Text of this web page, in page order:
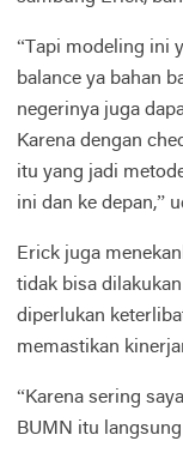
“Tapi modeling ini
balance ya bahan
negerinya juga
Karena dengan
itu yang jadi
ini dan ke depan,”
Erick juga
tidak bisa
diperlukan
memastikan
“Karena sering
BUMN itu